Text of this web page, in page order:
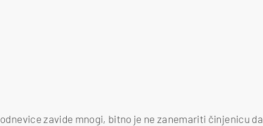
zavide mnogi, bitno je ne zanemariti činjenicu da